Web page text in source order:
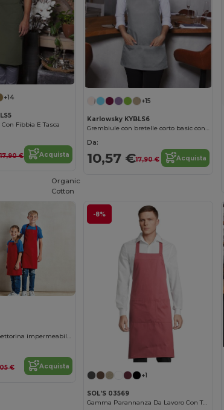
+14
Fibbia E Tasca
17,90 € Acquista
+15
Karlowsky KYBLS6
Grembiule con bretelle corto basic con fibbia e tasca
Da:
10,57 €17,90 € Acquista
Grembiule con pettorina impermeabile "Essential"
€ Acquista
-8%
Organic
Cotton
+1
SOL'S 03569
Gamma Parannanza Da Lavoro Con Tasche